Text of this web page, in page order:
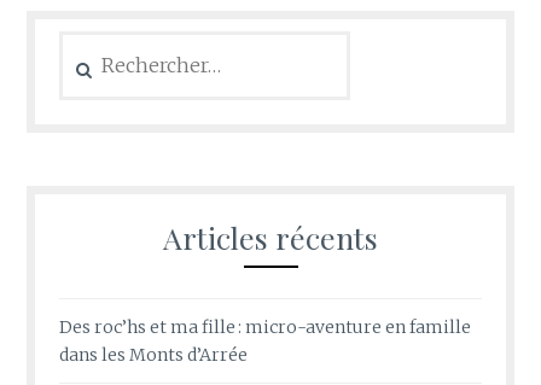
Articles récents
Des roc’hs et ma fille : micro-aventure en famille
dans les Monts d’Arrée